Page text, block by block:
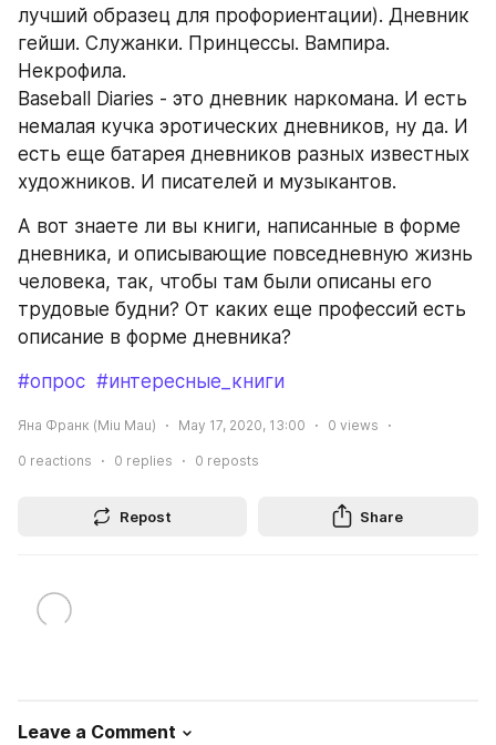
лучший образец для профориентации). Дневник
гейши. Служанки. Принцессы. Вампира.
Некрофила.
Baseball Diaries - это дневник наркомана. И есть
немалая кучка эротических дневников, ну да. И
есть еще батарея дневников разных известных
художников. И писателей и музыкантов.
А вот знаете ли вы книги, написанные в форме
дневника, и описывающие повседневную жизнь
человека, так, чтобы там были описаны его
трудовые будни? От каких еще профессий есть
описание в форме дневника?
#опрос #интересные_книги
Яна Франк (Miu Mau) May 17, 2020, 13:00 0 views
0 reactions 0 replies 0 reposts
Repost Share
Leave a Comment